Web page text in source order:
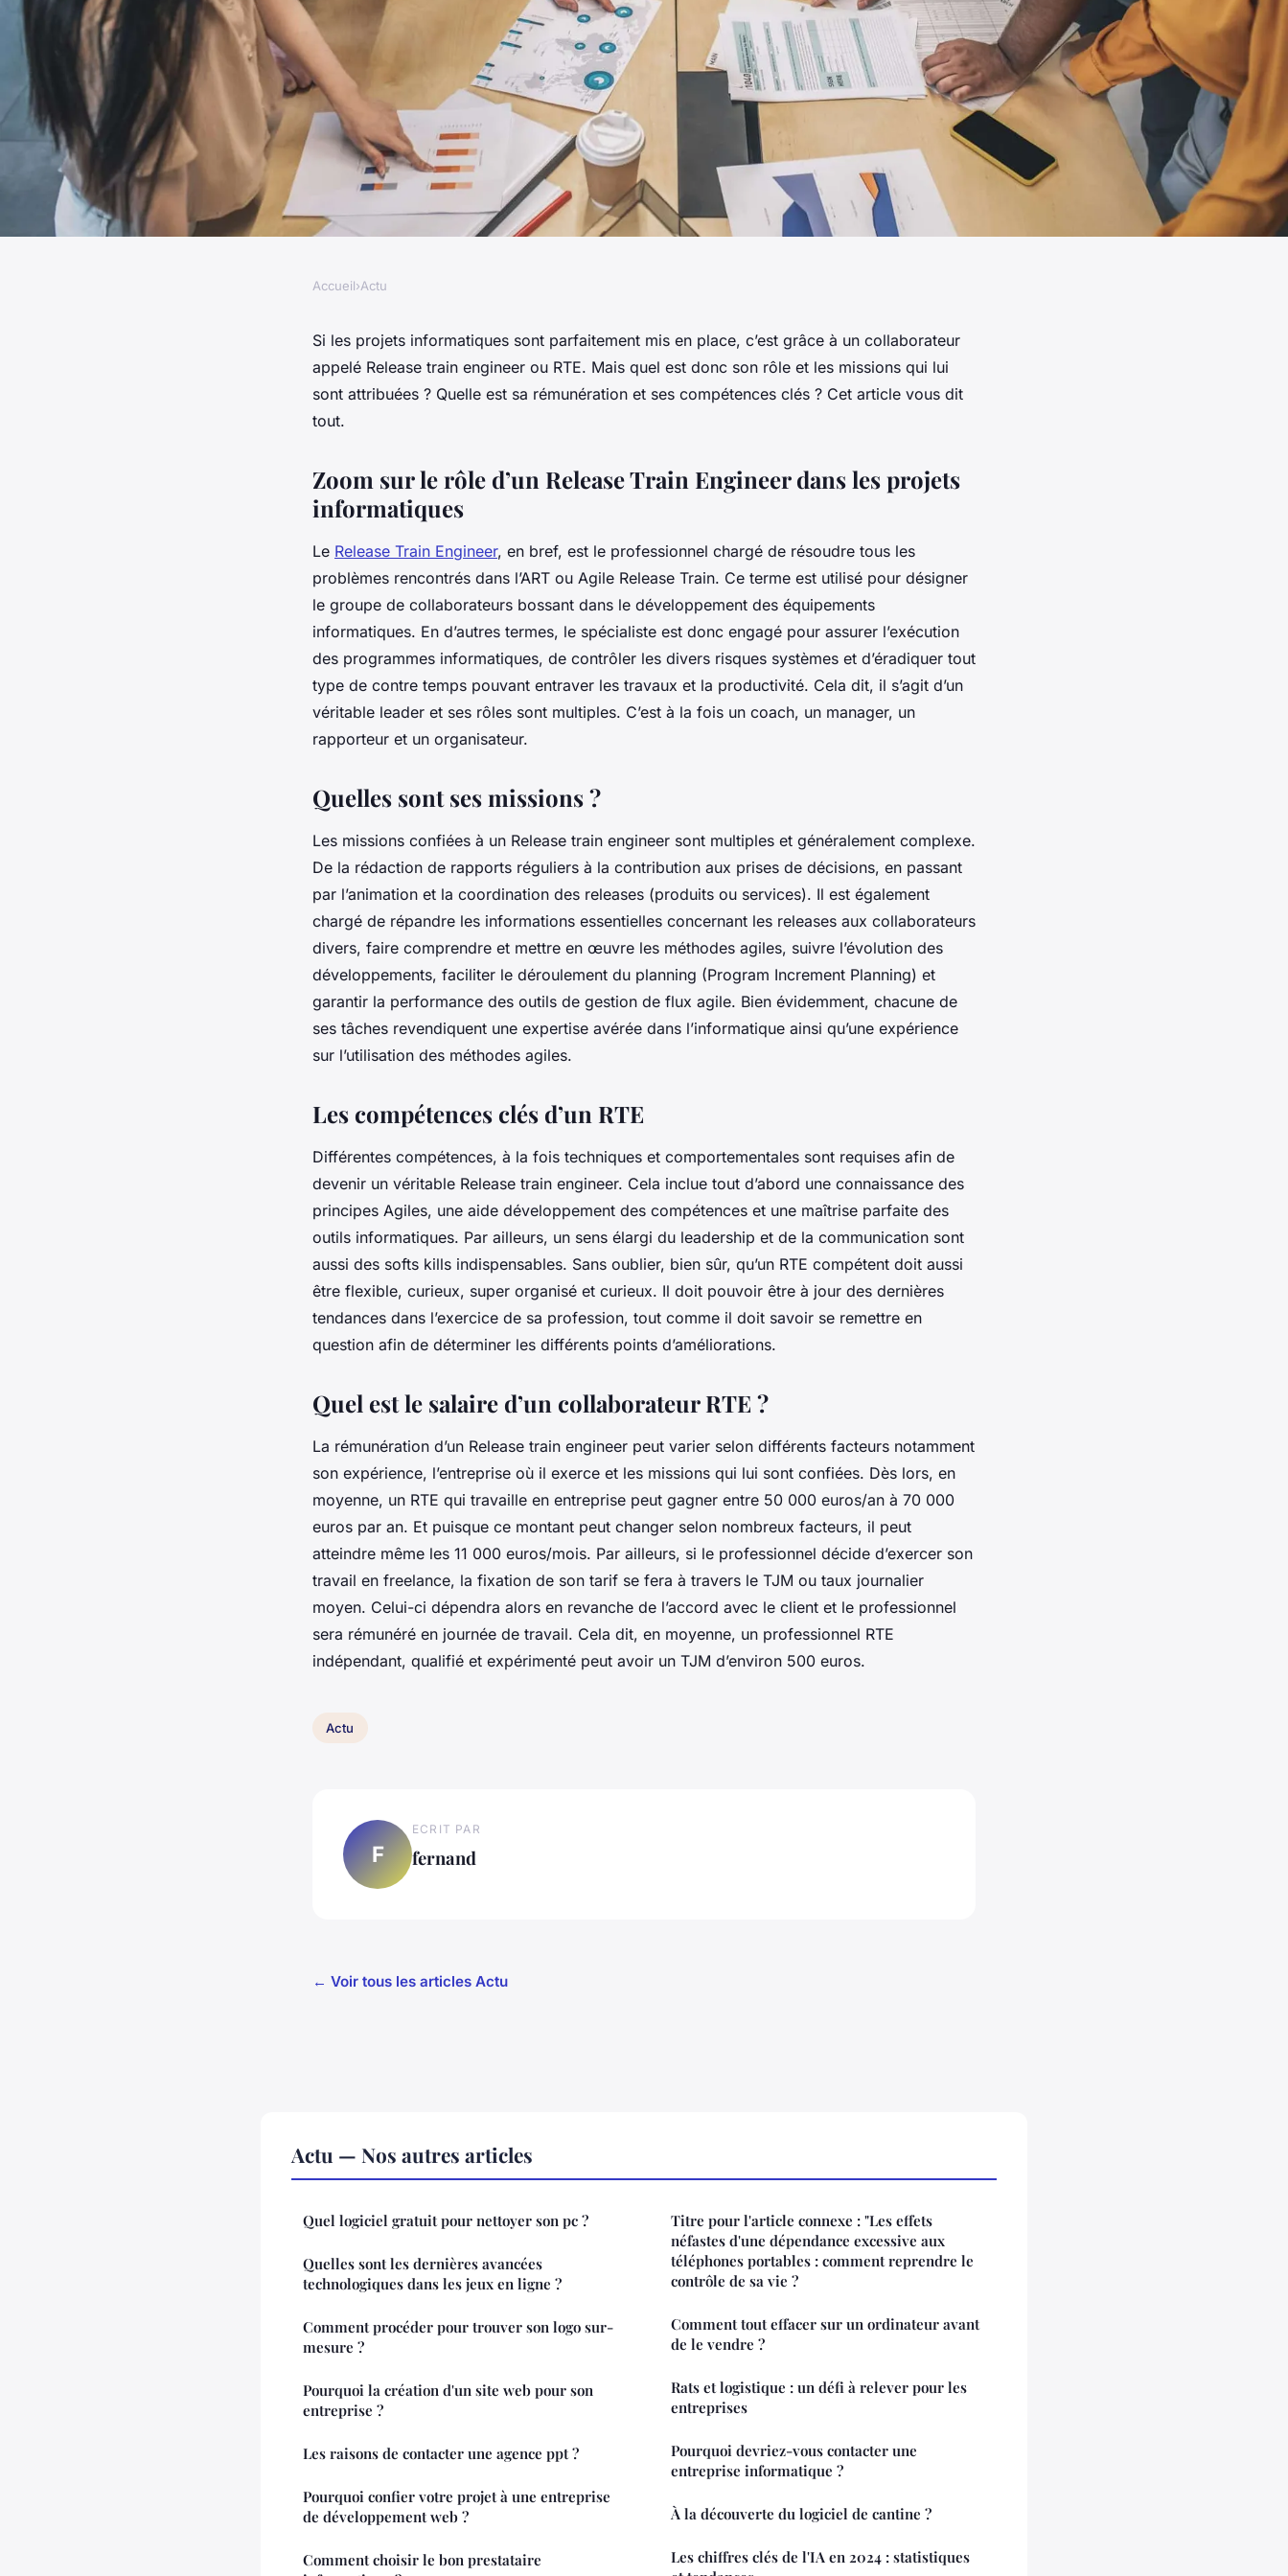
Release train engineer : quel est son
rôle dans les projets informatiques ?
Accueil›Actu
Si les projets informatiques sont parfaitement mis en place, c’est grâce à un collaborateur
appelé Release train engineer ou RTE. Mais quel est donc son rôle et les missions qui lui
sont attribuées ? Quelle est sa rémunération et ses compétences clés ? Cet article vous dit
tout.
Zoom sur le rôle d’un Release Train Engineer dans les projets
informatiques
Le Release Train Engineer, en bref, est le professionnel chargé de résoudre tous les
problèmes rencontrés dans l’ART ou Agile Release Train. Ce terme est utilisé pour désigner
le groupe de collaborateurs bossant dans le développement des équipements
informatiques. En d’autres termes, le spécialiste est donc engagé pour assurer l’exécution
des programmes informatiques, de contrôler les divers risques systèmes et d’éradiquer tout
type de contre temps pouvant entraver les travaux et la productivité. Cela dit, il s’agit d’un
véritable leader et ses rôles sont multiples. C’est à la fois un coach, un manager, un
rapporteur et un organisateur.
Quelles sont ses missions ?
Les missions confiées à un Release train engineer sont multiples et généralement complexe.
De la rédaction de rapports réguliers à la contribution aux prises de décisions, en passant
par l’animation et la coordination des releases (produits ou services). Il est également
chargé de répandre les informations essentielles concernant les releases aux collaborateurs
divers, faire comprendre et mettre en œuvre les méthodes agiles, suivre l’évolution des
développements, faciliter le déroulement du planning (Program Increment Planning) et
garantir la performance des outils de gestion de flux agile. Bien évidemment, chacune de
ses tâches revendiquent une expertise avérée dans l’informatique ainsi qu’une expérience
sur l’utilisation des méthodes agiles.
Les compétences clés d’un RTE
Différentes compétences, à la fois techniques et comportementales sont requises afin de
devenir un véritable Release train engineer. Cela inclue tout d’abord une connaissance des
principes Agiles, une aide développement des compétences et une maîtrise parfaite des
outils informatiques. Par ailleurs, un sens élargi du leadership et de la communication sont
aussi des softs kills indispensables. Sans oublier, bien sûr, qu’un RTE compétent doit aussi
être flexible, curieux, super organisé et curieux. Il doit pouvoir être à jour des dernières
tendances dans l’exercice de sa profession, tout comme il doit savoir se remettre en
question afin de déterminer les différents points d’améliorations.
Quel est le salaire d’un collaborateur RTE ?
La rémunération d’un Release train engineer peut varier selon différents facteurs notamment
son expérience, l’entreprise où il exerce et les missions qui lui sont confiées. Dès lors, en
moyenne, un RTE qui travaille en entreprise peut gagner entre 50 000 euros/an à 70 000
euros par an. Et puisque ce montant peut changer selon nombreux facteurs, il peut
atteindre même les 11 000 euros/mois. Par ailleurs, si le professionnel décide d’exercer son
travail en freelance, la fixation de son tarif se fera à travers le TJM ou taux journalier
moyen. Celui-ci dépendra alors en revanche de l’accord avec le client et le professionnel
sera rémunéré en journée de travail. Cela dit, en moyenne, un professionnel RTE
indépendant, qualifié et expérimenté peut avoir un TJM d’environ 500 euros.
Actu
F
ECRIT PAR
fernand
← Voir tous les articles Actu
Actu — Nos autres articles
Quel logiciel gratuit pour nettoyer son pc ?
Quelles sont les dernières avancées
technologiques dans les jeux en ligne ?
Comment procéder pour trouver son logo sur-
mesure ?
Pourquoi la création d'un site web pour son
entreprise ?
Les raisons de contacter une agence ppt ?
Pourquoi confier votre projet à une entreprise
de développement web ?
Comment choisir le bon prestataire
Titre pour l'article connexe : "Les effets
néfastes d'une dépendance excessive aux
téléphones portables : comment reprendre le
contrôle de sa vie ?
Comment tout effacer sur un ordinateur avant
de le vendre ?
Rats et logistique : un défi à relever pour les
entreprises
Pourquoi devriez-vous contacter une
entreprise informatique ?
À la découverte du logiciel de cantine ?
Les chiffres clés de l'IA en 2024 : statistiques